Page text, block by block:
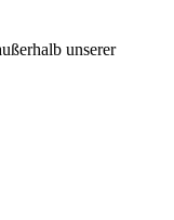
unserer